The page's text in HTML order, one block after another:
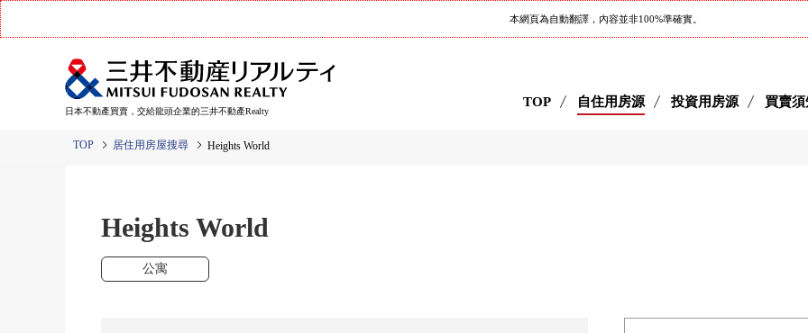
本網頁為自動翻譯，內容並非100%準確實。
日本不動產買賣，交給龍頭企業的三井不動產Realty
TOP 自住用房源 投資用房源 買賣須
TOP 居住用房屋搜尋 Heights World
Heights World
公寓